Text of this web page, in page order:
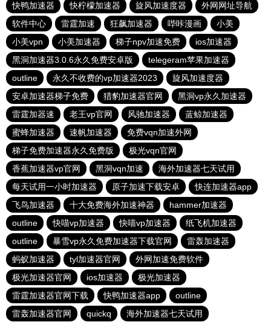
快鸭加速器
快柠檬加速器 旋风加速度器
外网网址导航
软件中心
雷霆加速 狂飙加速器 哔咔漫画
小美
小美vpn
小美加速器 梯子npv加速免费
ios加速器
黑洞加速器3.0.6永久免费安卓版
telegeram苹果加速器
outline
永久不收费的vp加速器2023
旋风加速度器
安卓加速器梯子免费
猎豹加速器官网
黑洞vp永久加速器
雷霆加器速
老王vp官网 风驰加速器
蓝鲸加速器
蜜蜂加速器
速帆加速器
免费vqn加速外网
梯子免费加速器永久免费版
极光vqn官网
香蕉加速器vp官网
黑洞vqn加速
海外加速器七天试用
每天试用一小时加速器
原子加速下载安卓
快连加速器app
飞鸟加速器
十大免费海外加速神器
hammer加速器
outline
快喵vp加速器 快喵vp加速器
纸飞机加速器
outline
暴雪vp永久免费加速器下载官网
雷轰加速器
蚂蚁加速器
tyl加速器官网
外网加速免费软件
极光加速器官网
ios加速器
极光加速器
雷霆加速器官网下载
快鸭加速器app
outline
雷轰加速器官网
quickq 海外加速器七天试用